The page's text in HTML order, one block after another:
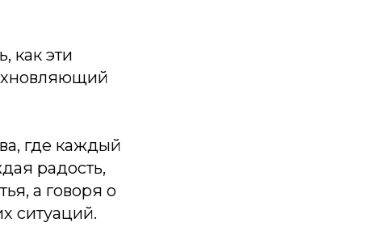
как эти
где каждый
радость,
а говоря о
ситуаций.